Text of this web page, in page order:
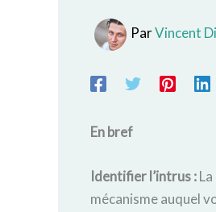
ParVincent
En bref
Identifier l’intrus :
mécanisme auquel